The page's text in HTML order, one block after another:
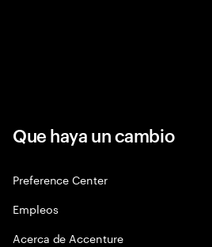
Que haya un cambio
Preference Center
Empleos
Acerca de Accenture